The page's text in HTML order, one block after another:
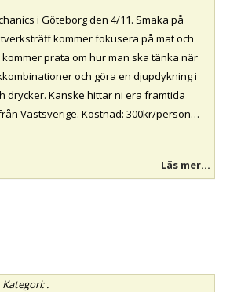
i Göteborg den 4/11. Smaka på
kommer fokusera på mat och
prata om hur man ska tänka när
och göra en djupdykning i
drycker. Kanske hittar ni era framtida
Västsverige. Kostnad: 300kr/person…
Läs mer...
Kategori: .